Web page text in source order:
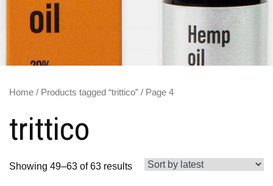
Home / Products tagged “trittico” / Page 4
trittico
Showing 49–63 of 63 results